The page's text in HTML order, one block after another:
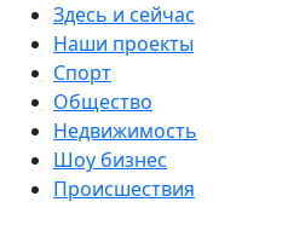
Здесь и сейчас
Наши проекты
Спорт
Общество
Недвижимость
Шоу бизнес
Происшествия